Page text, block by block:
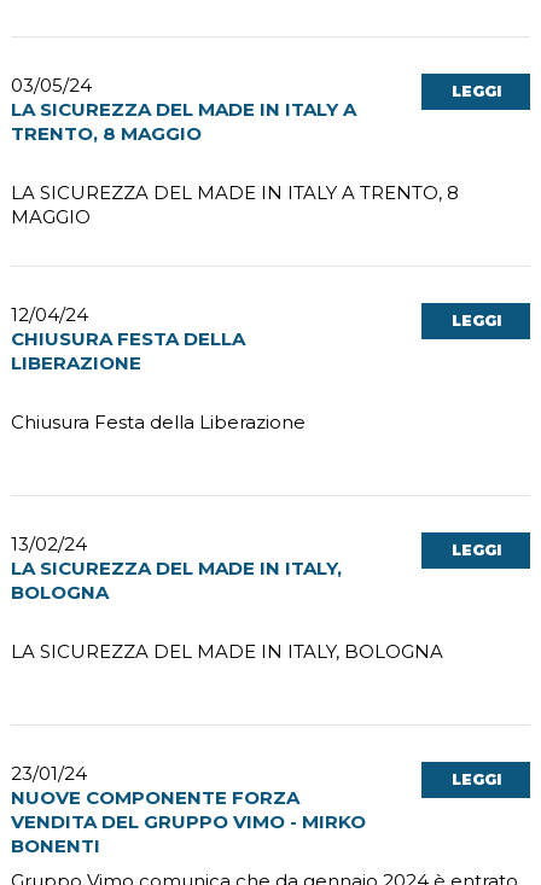
03/05/24
LA SICUREZZA DEL MADE IN ITALY A
TRENTO, 8 MAGGIO
LA SICUREZZA DEL MADE IN ITALY A TRENTO, 8
MAGGIO
LEGGI
12/04/24
CHIUSURA FESTA DELLA
LIBERAZIONE
Chiusura Festa della Liberazione
LEGGI
13/02/24
LA SICUREZZA DEL MADE IN ITALY,
BOLOGNA
LA SICUREZZA DEL MADE IN ITALY, BOLOGNA
LEGGI
23/01/24
NUOVE COMPONENTE FORZA
VENDITA DEL GRUPPO VIMO - MIRKO
BONENTI
LEGGI